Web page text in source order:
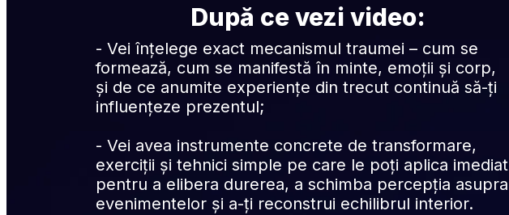
- Vei înțelege exact mecanismul traumei – cum se
formează, cum se manifestă în minte, emoții și corp,
și de ce anumite experiențe din trecut continuă să-ți
influențeze prezentul;
- Vei avea instrumente concrete de transformare,
exerciții și tehnici simple pe care le poți aplica imediat
pentru a elibera durerea, a schimba percepția asupra
evenimentelor și a-ți reconstrui echilibrul interior.
După ce vezi video: